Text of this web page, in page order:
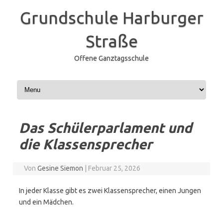
Grundschule Harburger
Straße
Offene Ganztagsschule
Zum Inhalt springen
Das Schülerparlament und
die Klassensprecher
VonGesine Siemon Februar 25, 2026
In jeder Klasse gibt es zwei Klassensprecher, einen Jungen
und ein Mädchen.